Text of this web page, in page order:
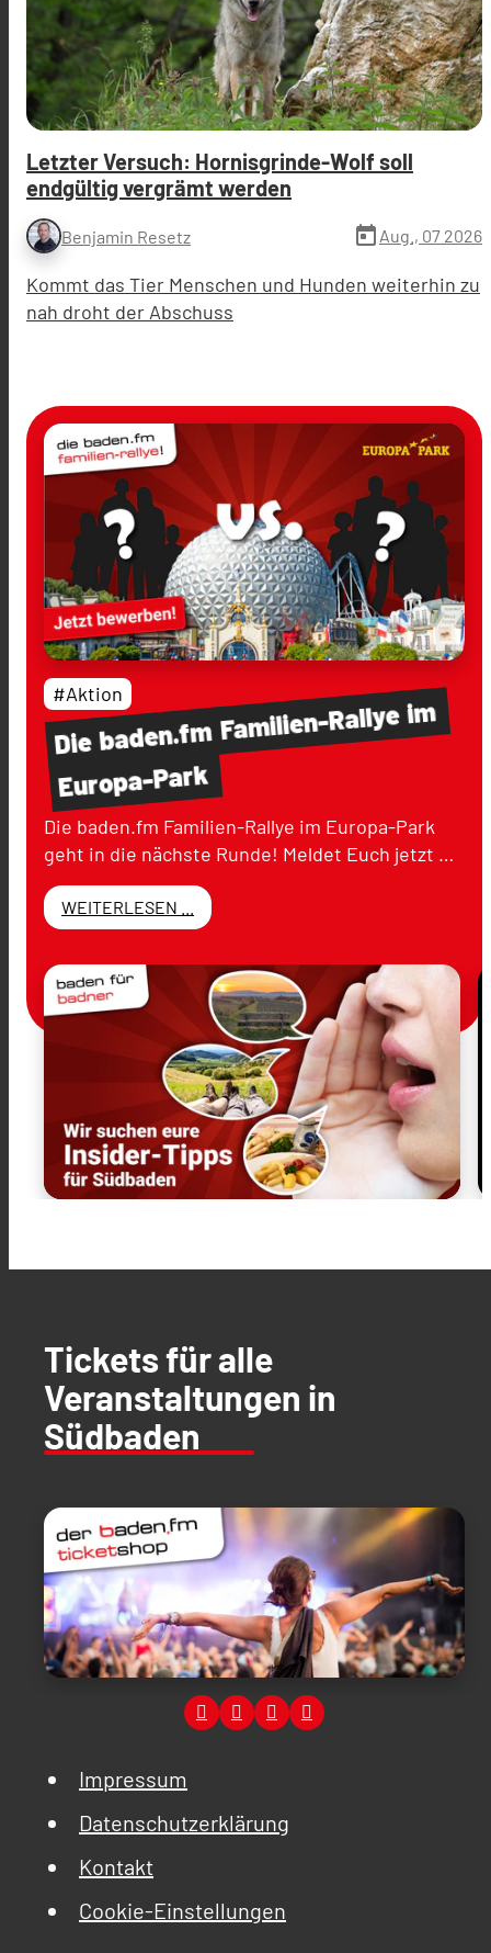
Letzter Versuch: Hornisgrinde-Wolf soll
endgültig vergrämt werden
Benjamin Resetz today Aug., 07 2026
Kommt das Tier Menschen und Hunden weiterhin zu
nah droht der Abschuss
Diebaden.fmFamilien-Rallyeim
Europa-Park
#Aktion
Die baden.fm Familien-Rallye im Europa-Park
geht in die nächste Runde! Meldet Euch jetzt …
WEITERLESEN ...
Tickets für alle
Veranstaltungen in
Südbaden
Impressum
Datenschutzerklärung
Kontakt
Cookie-Einstellungen